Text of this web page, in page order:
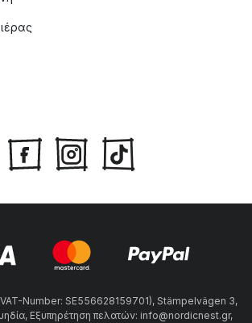
Number: SE556628159701), Stämpelvägen 3,
Εξυπηρέτηση πελατών: info@nordicnest.gr,